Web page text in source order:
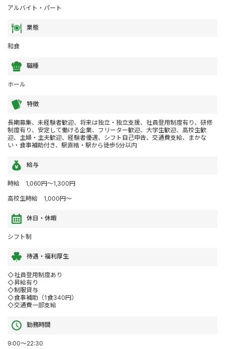
アルバイト・パート
業態
和食
職種
ホール
特徴
長期募集、未経験者歓迎、将来は独立・独立支援、社員登用制度有り、研修
制度有り、安定して働ける企業、フリーター歓迎、大学生歓迎、高校生歓
迎、主婦・主夫歓迎、経験者優遇、シフト自己申告、交通費支給、まかな
い・食事補助付き、駅直結・駅から徒歩5分以内
給与
時給 1,060円～1,300円
高校生時給 1,000円～
休日・休暇
シフト制
待遇・福利厚生
◇社員登用制度あり
◇昇給有り
◇制服貸与
◇食事補助（1食340円）
◇交通費一部支給
勤務時間
9:00～22:30